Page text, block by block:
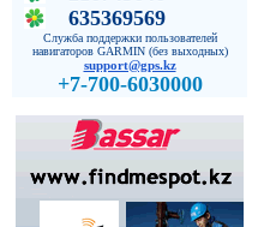
635369569
Служба поддержки пользователей
навигаторов GARMIN (без выходных)
support@gps.kz
+7-700-6030000